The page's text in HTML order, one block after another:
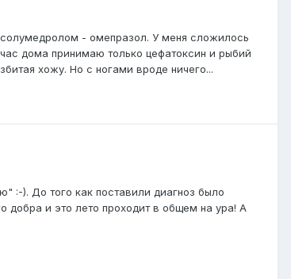
- омепразол. У меня сложилось
дома принимаю только цефатоксин и рыбий
хожу. Но с ногами вроде ничего...
:-). До того как поставили диагноз было
добра и это лето проходит в общем на ура! А